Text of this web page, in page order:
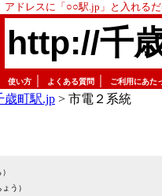
アドレスに「○○駅.jp」と入れる
http://千
使い方 よくある質問 ご利用にあた
歳町駅.jp > 市電２系統
う）